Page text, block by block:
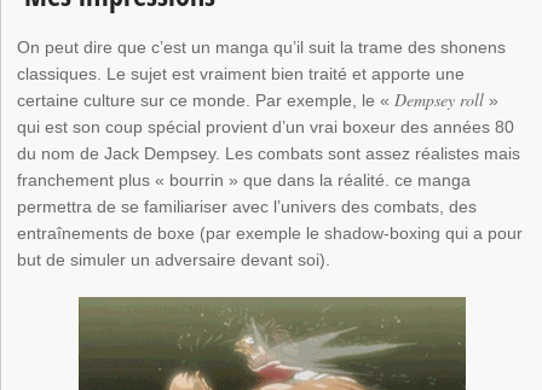
On peut dire que c’est un manga qu’il suit la trame des shonens
classiques. Le sujet est vraiment bien traité et apporte une
certaine culture sur ce monde. Par exemple, le «Dempsey roll »
qui est son coup spécial provient d’un vrai boxeur des années 80
du nom de Jack Dempsey. Les combats sont assez réalistes mais
franchement plus « bourrin » que dans la réalité. ce manga
permettra de se familiariser avec l’univers des combats, des
entraînements de boxe (par exemple le shadow-boxing qui a pour
but de simuler un adversaire devant soi).